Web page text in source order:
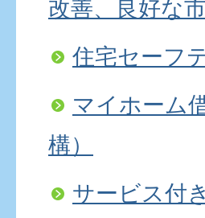
改善、良好な
住宅セーフ
マイホーム
構）
サービス付